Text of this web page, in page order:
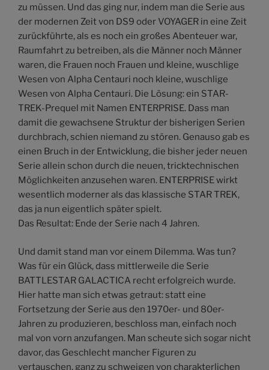
zu müssen. Und das ging nur, indem man die Serie aus
der modernen Zeit von DS9 oder VOYAGER in eine Zeit
zurückführte, als es noch ein großes Abenteuer war,
Raumfahrt zu betreiben, als die Männer noch Männer
waren, die Frauen noch Frauen und kleine, wuschlige
Wesen von Alpha Centauri noch kleine, wuschlige
Wesen von Alpha Centauri. Die Lösung: ein STAR-
TREK-Prequel mit Namen ENTERPRISE. Dass man
damit die gewachsene Struktur der bisherigen Serien
durchbrach, schien niemand zu stören. Genauso gab es
einen Bruch in der Entwicklung, die bisher jeder neuen
Serie allein schon durch die neuen, tricktechnischen
Möglichkeiten anzusehen waren. ENTERPRISE wirkt
wesentlich moderner als das klassische STAR TREK,
das ja nun eigentlich später spielt.
Das Resultat: Ende der Serie nach 4 Jahren.
Und damit stand man vor einem Dilemma. Was tun?
Was für ein Glück, dass mittlerweile die Serie
BATTLESTAR GALACTICA recht erfolgreich wurde.
Hier hatte man sich etwas getraut: statt eine
Fortsetzung der Serie aus den 1970er- und 80er-
Jahren zu produzieren, beschloss man, einfach noch
mal von vorn anzufangen. Man scheute sich sogar nicht
davor, das Geschlecht mancher Figuren zu
vertauschen, ganz zu schweigen von charakterlichen